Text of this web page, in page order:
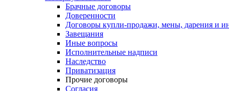
Брачные договоры
Доверенности
Договоры купли-продажи, мены, дарения и
Завещания
Иные вопросы
Исполнительные надписи
Наследство
Приватизация
Прочие договоры
Согласия